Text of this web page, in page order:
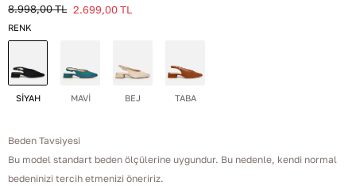
8.998,00TL 2.699,00TL
RENK
SİYAH MAVİ BEJ TABA
Beden Tavsiyesi
Bu model standart beden ölçülerine uygundur. Bu nedenle, kendi normal
bedeninizi tercih etmenizi öneririz.